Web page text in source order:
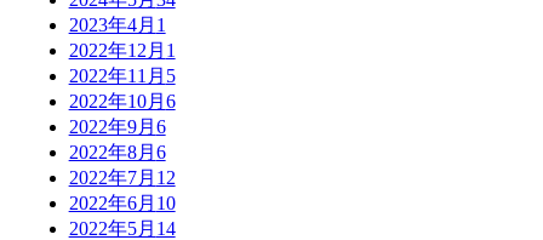
2023年4月 1
2022年12月 1
2022年11月 5
2022年10月 6
2022年9月 6
2022年8月 6
2022年7月 12
2022年6月 10
2022年5月 14